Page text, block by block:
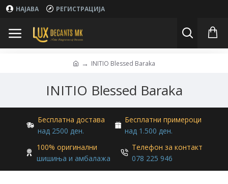
НАЈАВА РЕГИСТРАЦИЈА
INITIO Blessed Baraka
INITIO Blessed Baraka
Бесплатна достава
над 2500 ден.
Бесплатни примероци
над 1.500 ден.
100% оригинални
шишиња и амбалажа
Телефон за контакт
078 225 946